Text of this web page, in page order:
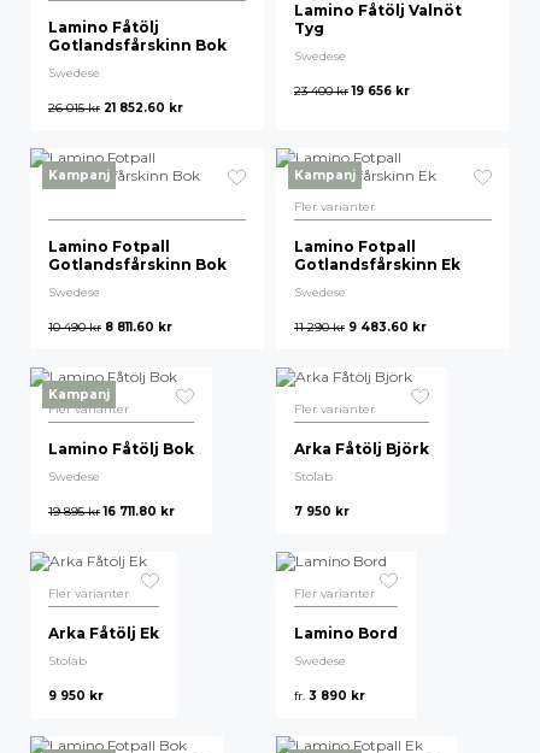
Lamino Fåtölj
Gotlandsfårskinn Bok
Swedese
26 015kr 21 852.60 kr
Lamino Fåtölj Valnöt
Tyg
Swedese
23 400kr 19 656 kr
Kampanj
Lamino Fotpall
Gotlandsfårskinn Bok
Swedese
10 490kr 8 811.60 kr
Kampanj
Fler varianter
Lamino Fotpall
Gotlandsfårskinn Ek
Swedese
11 290kr 9 483.60 kr
Kampanj
Fler varianter
Lamino Fåtölj Bok
Swedese
19 895kr 16 711.80 kr
Fler varianter
Arka Fåtölj Björk
Stolab
7 950 kr
Fler varianter
Arka Fåtölj Ek
Stolab
9 950 kr
Fler varianter
Lamino Bord
Swedese
fr. 3 890 kr